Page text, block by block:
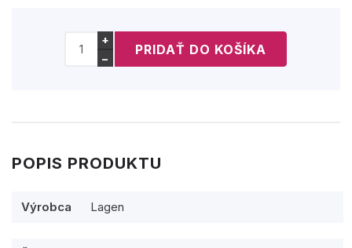
+
−
POPIS PRODUKTU
Výrobca Lagen